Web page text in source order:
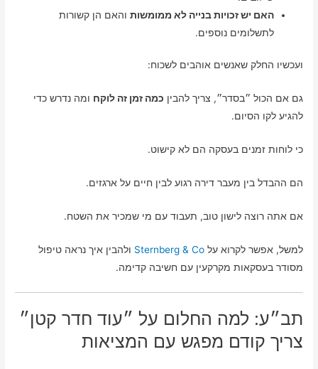
האם יש זכויות בנייה לא ממומשות והאם הן קשורות
לתשלומים נוספים.
ועכשיו החלק שאנשים אוהבים לשכוח:
גם אם הכול ״בסדר״, צריך להבין כמה זמן זה לוקח ומה נדרש כדי
להגיע לקו הסיום.
כי לוחות זמנים בעסקה הם לא קישוט.
הם ההבדל בין מעבר דירה רגוע לבין חיים על ארגזים.
אם אתה רוצה לישון טוב, תעבוד עם מי שמכיר את השטח.
למשל, אפשר לקרוא עלSternberg & Co ולהבין איך נראה טיפול
מסודר בעסקאות מקרקעין עם חשיבה קדימה.
תב״ע: למה החלום על ״עוד חדר קטן״
צריך קודם מפגש עם המציאות